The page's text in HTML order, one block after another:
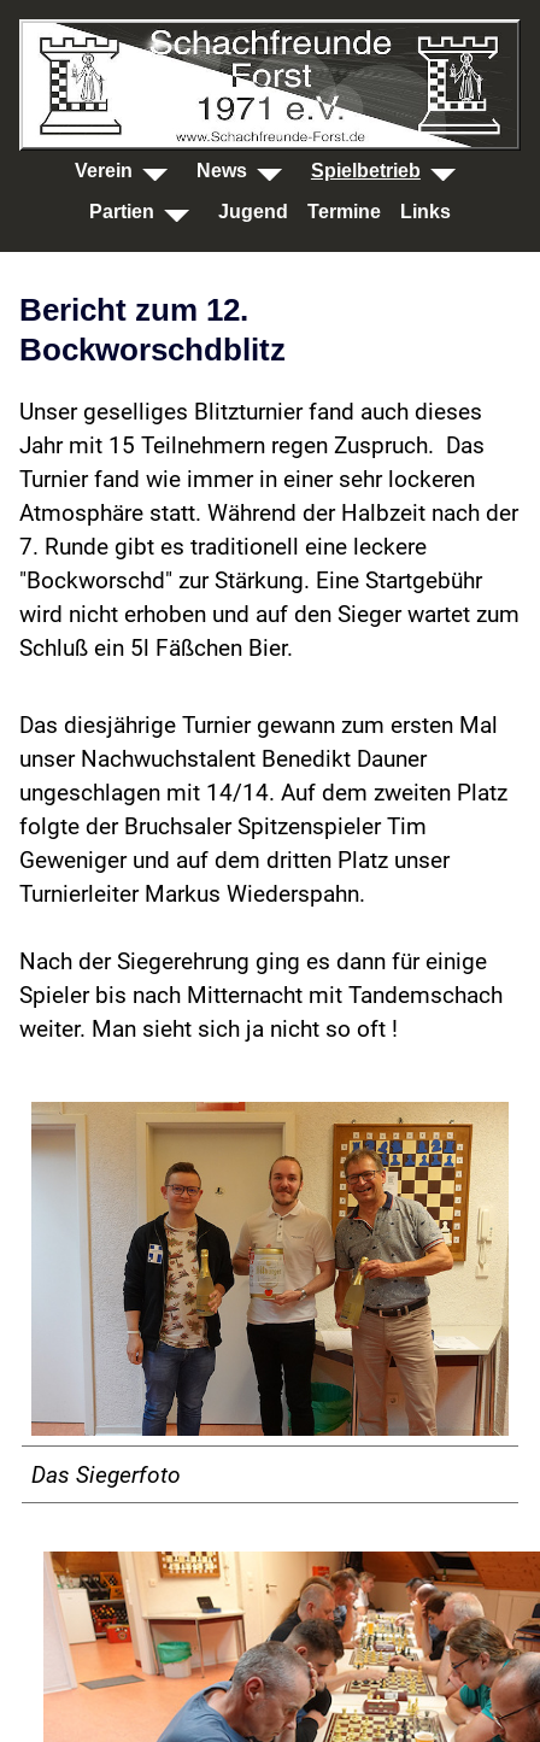
SKIP TO MAIN CONTENT
Verein News
Spielbetrieb
Partien
Jugend Termine Links
Bericht zum 12.
Bockworschdblitz
Unser geselliges Blitzturnier fand auch dieses
Jahr mit 15 Teilnehmern regen Zuspruch. Das
Turnier fand wie immer in einer sehr lockeren
Atmosphäre statt. Während der Halbzeit nach der
7. Runde gibt es traditionell eine leckere
"Bockworschd" zur Stärkung. Eine Startgebühr
wird nicht erhoben und auf den Sieger wartet zum
Schluß ein 5l Fäßchen Bier.
Das diesjährige Turnier gewann zum ersten Mal
unser Nachwuchstalent Benedikt Dauner
ungeschlagen mit 14/14. Auf dem zweiten Platz
folgte der Bruchsaler Spitzenspieler Tim
Geweniger und auf dem dritten Platz unser
Turnierleiter Markus Wiederspahn.
Nach der Siegerehrung ging es dann für einige
Spieler bis nach Mitternacht mit Tandemschach
weiter. Man sieht sich ja nicht so oft !
Das Siegerfoto